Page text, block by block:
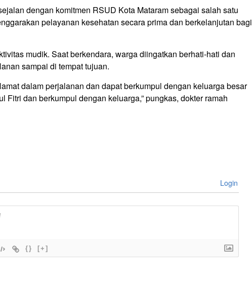
dengan komitmen RSUD Kota Mataram sebagai salah satu
pelayanan kesehatan secara prima dan berkelanjutan bagi
mudik. Saat berkendara, warga diingatkan berhati-hati dan
sampai di tempat tujuan.
dalam perjalanan dan dapat berkumpul dengan keluarga besar
Fitri dan berkumpul dengan keluarga,” pungkas, dokter ramah
Login
{} [+]